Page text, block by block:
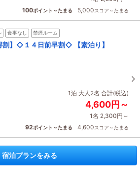
100ポイント～たまる 5,000スコア～たまる
食事なし 禁煙ルーム
割】◇１４日前早割◇ 【素泊り】
1泊 大人2名 合計(税込)
4,600円～
1名 2,300円～
92ポイント～たまる 4,600スコア～たまる
宿泊プランをみる